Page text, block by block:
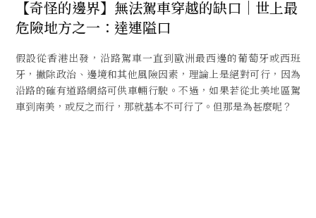
章
【奇怪的邊界】無法駕車穿越的缺口｜世上最
危險地方之一：達連隘口
假設從香港出發，沿路駕車一直到歐洲最西邊的葡萄牙或西班
牙，撇除政治、邊境和其他風險因素，理論上是絕對可行，因為
沿路的確有道路網絡可供車輛行駛。不過，如果若從北美地區駕
車到南美，或反之而行，那就基本不可行了。但那是為甚麼呢？